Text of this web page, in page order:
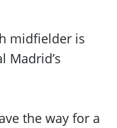
midfielder is
Madrid’s
the way for a